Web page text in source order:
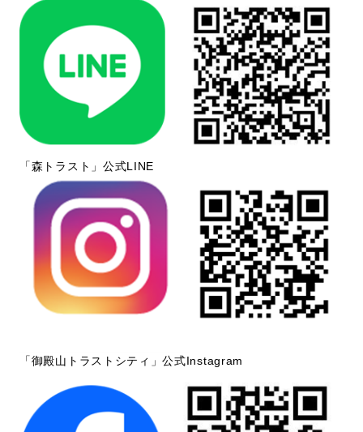
「森トラスト」公式LINE
「御殿山トラストシティ」公式Instagram